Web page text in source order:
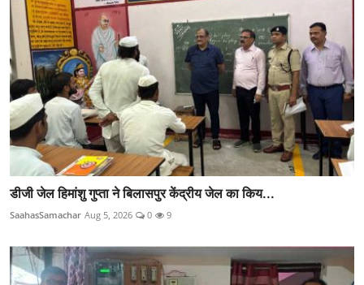
डीजी जेल हिमांशु गुप्ता ने बिलासपुर केंद्रीय जेल का किय...
SaahasSamachar Aug 5, 2026 0 9